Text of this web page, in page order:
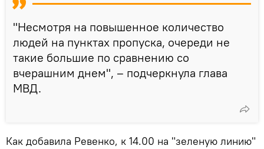
"Несмотря на повышенное количество
людей на пунктах пропуска, очереди не
такие большие по сравнению со
вчерашним днем", – подчеркнула глава
МВД.
Как добавила Ревенко, к 14.00 на "зеленую линию"